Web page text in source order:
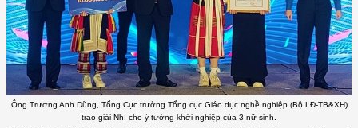
Ông Trương Anh Dũng, Tổng Cục trưởng Tổng cục Giáo dục nghề nghiệp (Bộ LĐ-TB&XH)
trao giải Nhì cho ý tưởng khởi nghiệp của 3 nữ sinh.